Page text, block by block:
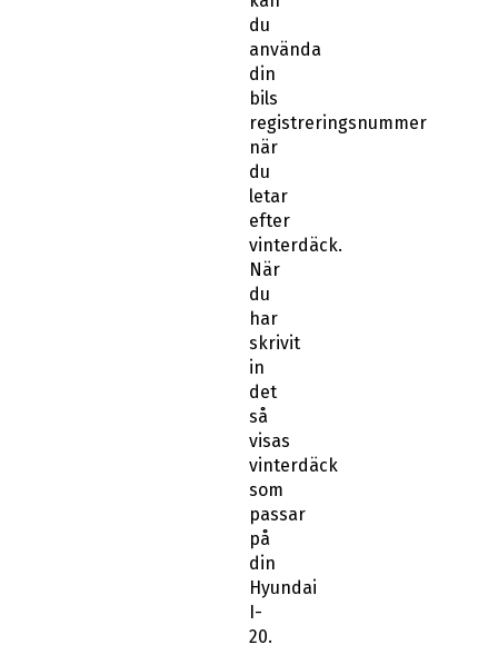
du
använda
din
bils
registreringsnummer
när
du
letar
efter
vinterdäck.
När
du
har
skrivit
in
det
så
visas
vinterdäck
som
passar
på
din
Hyundai
I-
20.